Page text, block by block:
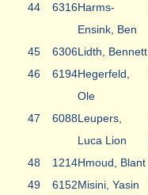
44 6316Harms-
Ensink, Ben
45 6306Lidth, Bennett
46
6194Hegerfeld,
Ole
47 6088Leupers,
Luca Lion
48 1214Hmoud, Blant
49
6152Misini, Yasin